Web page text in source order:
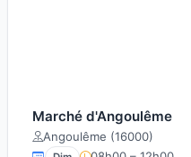
Marché d'Angoulême
Angoulême (16000)